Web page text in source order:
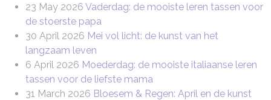
23 May 2026 Vaderdag: de mooiste leren tassen voor
de stoerste papa
30 April 2026 Mei vol licht: de kunst van het
langzaam leven
6 April 2026 Moederdag: de mooiste italiaanse leren
tassen voor de liefste mama
31 March 2026 Bloesem & Regen: April en de kunst